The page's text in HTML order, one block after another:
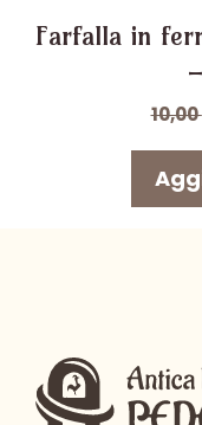
Farfalla in
10,00